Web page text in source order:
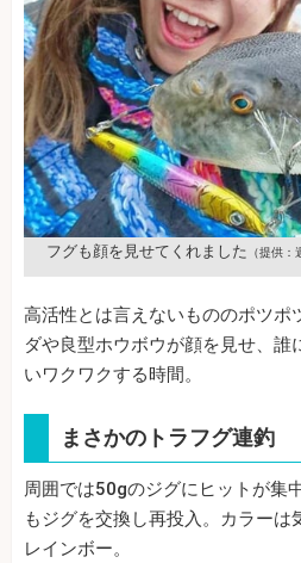
フグも顔を見せてくれました （提供：
高活性とは言えないもののポツポ
ダや良型ホウボウが顔を見せ、誰
いワクワクする時間。
まさかのトラフグ連釣
周囲では50gのジグにヒットが集
もジグを交換し再投入。カラー
レインボー。